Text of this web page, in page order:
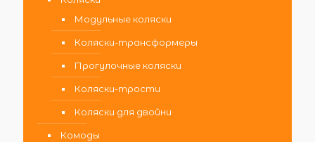
Модульные коляски
Коляски-трансформеры
Прогулочные коляски
Коляски-трости
Коляски для двойни
Комоды